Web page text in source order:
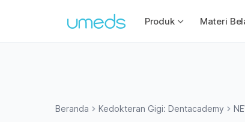
Produk Materi
Beranda Kedokteran Gigi: Dentacademy